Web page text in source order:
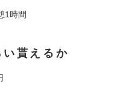
1時間
貰えるか